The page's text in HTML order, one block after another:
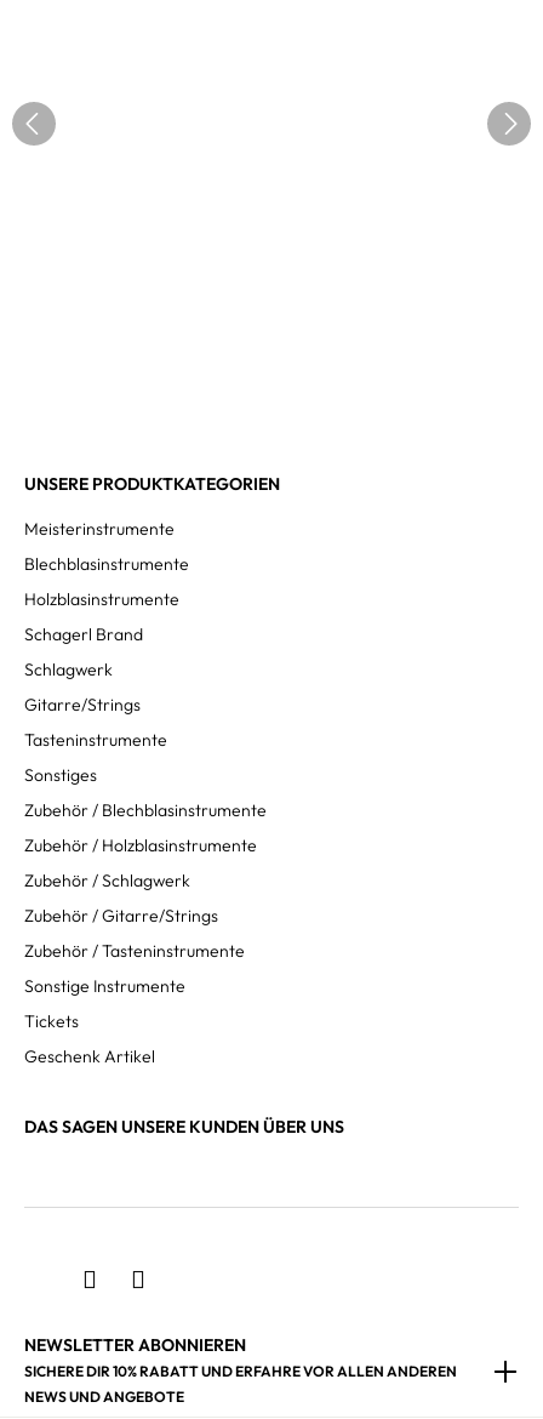
UNSERE PRODUKTKATEGORIEN
Meisterinstrumente
Blechblasinstrumente
Holzblasinstrumente
Schagerl Brand
Schlagwerk
Gitarre/Strings
Tasteninstrumente
Sonstiges
Zubehör / Blechblasinstrumente
Zubehör / Holzblasinstrumente
Zubehör / Schlagwerk
Zubehör / Gitarre/Strings
Zubehör / Tasteninstrumente
Sonstige Instrumente
Tickets
Geschenk Artikel
DAS SAGEN UNSERE KUNDEN ÜBER UNS
NEWSLETTER ABONNIEREN
SICHERE DIR 10% RABATT UND ERFAHRE VOR ALLEN ANDEREN
NEWS UND ANGEBOTE